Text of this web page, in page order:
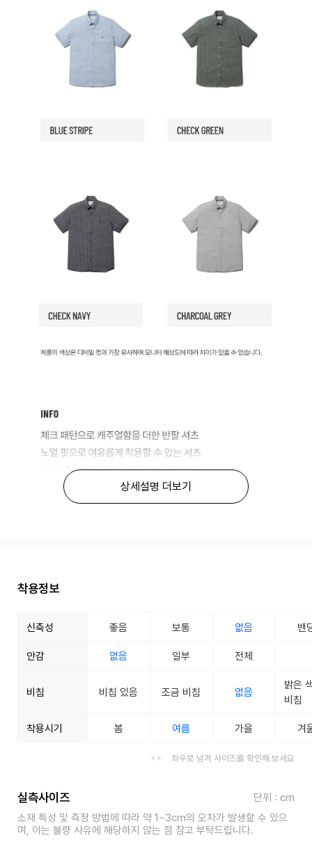
상세설명 더보기
착용정보
신축성 좋음 보통 없음 밴
안감 없음 일부 전체
비침 비침 있음 조금 비침 없음
밝은
비침
착용시기 봄 여름 가을 겨
좌우로 넘겨 사이즈를 확인해 보세요
실측사이즈
단위 : cm
소재 특성 및 측정 방법에 따라 약 1~3cm의 오차가 발생할 수 있으
며, 이는 불량 사유에 해당하지 않는 점 참고 부탁드립니다.